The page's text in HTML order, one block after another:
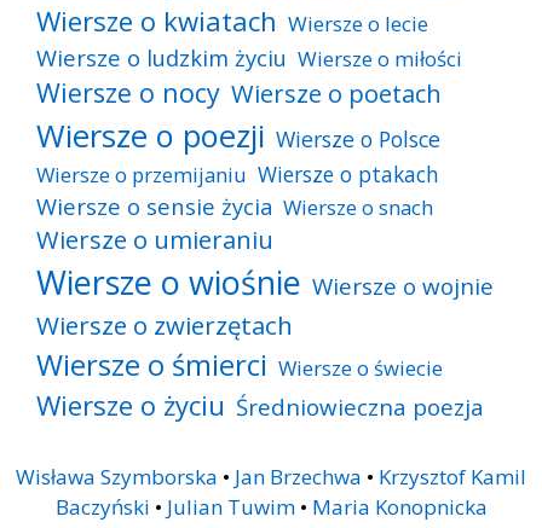
Wiersze o kwiatach Wiersze o lecie
Wiersze o ludzkim życiu Wiersze o miłości
Wiersze o nocy Wiersze o poetach
Wiersze o poezji Wiersze o Polsce
Wiersze o przemijaniu Wiersze o ptakach
Wiersze o sensie życia Wiersze o snach
Wiersze o umieraniu
Wiersze o wiośnie Wiersze o wojnie
Wiersze o zwierzętach
Wiersze o śmierci Wiersze o świecie
Wiersze o życiu Średniowieczna poezja
Wisława Szymborska • Jan Brzechwa • Krzysztof Kamil
Baczyński • Julian Tuwim• Maria Konopnicka